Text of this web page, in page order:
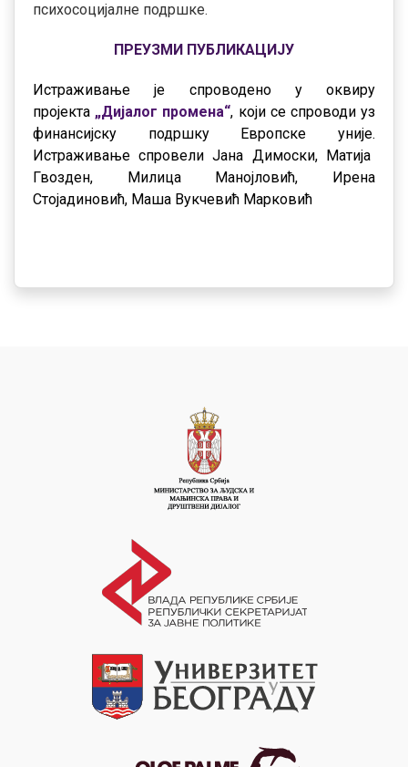
психосоцијалне подршке.
ПРЕУЗМИ ПУБЛИКАЦИЈУ
Истраживање је спроводено у оквиру
пројекта „Дијалог промена“, који се спроводи уз
финансијску подршку Европске уније.
Истраживање спровели Јана Димоски, Матија
Гвозден, Милица Манојловић, Ирена
Стојадиновић, Маша Вукчевић Марковић